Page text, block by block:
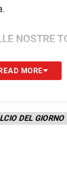
NOSTRE
MORE
DEL GIORNO